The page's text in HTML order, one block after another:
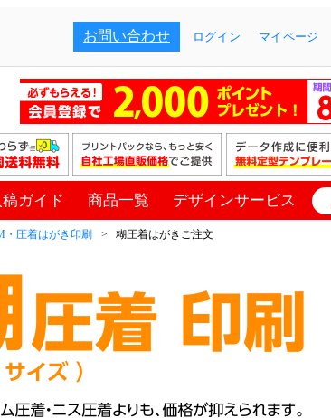
お問い合わせ ログイン マイページ
ガイド 商品一覧 デザインサービス
・圧着はがき印刷 糊圧着はがきご注文